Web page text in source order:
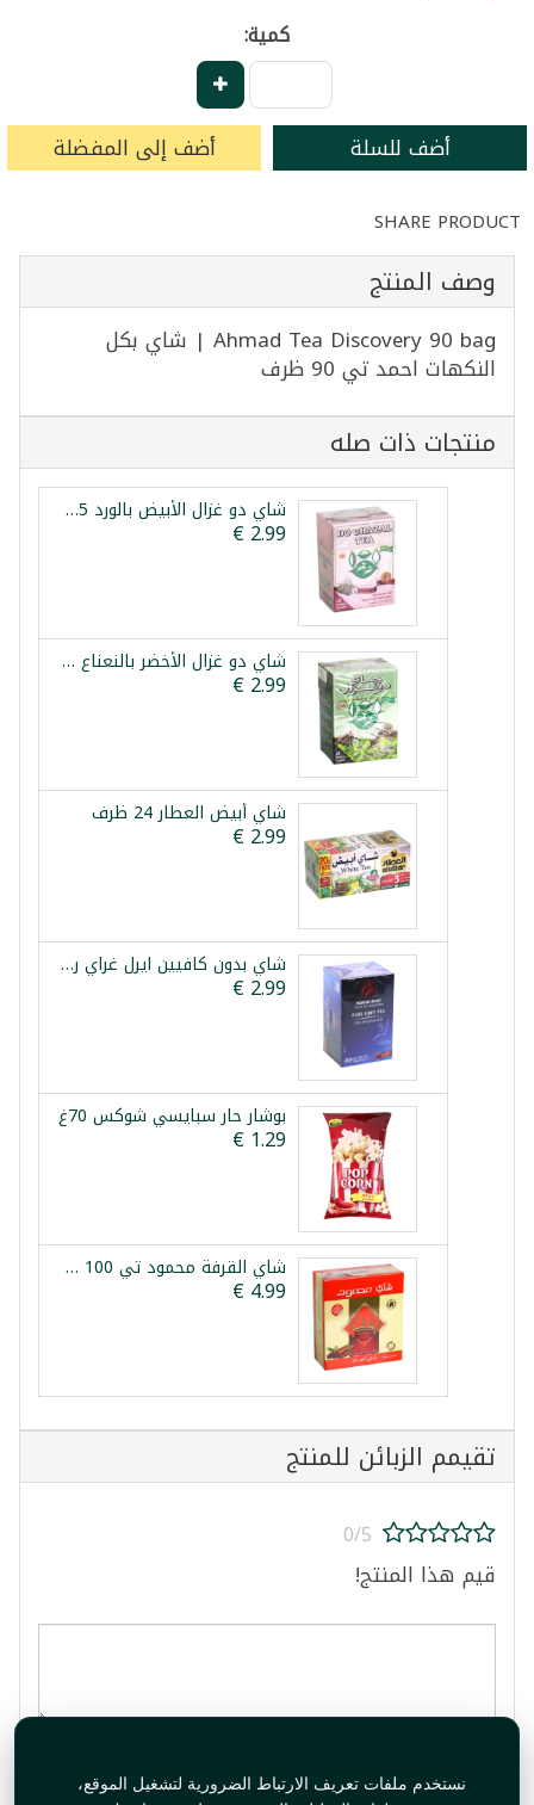
نستخدم ملفات تعريف الارتباط الضرورية لتشغيل الموقع،
كمية:
أضف للسلة أضف إلى المفضلة
SHARE PRODUCT
وصف المنتج
Ahmad Tea Discovery 90 bag | شاي بكل
النكهات احمد تي 90 ظرف
منتجات ذات صله
شاي دو غزال الأبيض بالورد 25 كيس
شاي دو غزال الأخضر بالنعناع 25 كيس
شاي أبيض العطار 24 ظرف
شاي بدون كافيين ايرل غراي راس الحصان 20 ظرف
بوشار حار سبايسي شوكس 70غ
شاي القرفة محمود تي 100 كيس
تقيمم الزبائن للمنتج
0/5
قيم هذا المنتج!